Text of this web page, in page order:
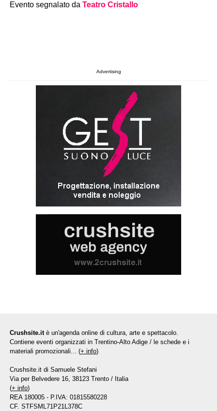
Evento segnalato da Teatro Cristallo
Advertising
Crushsite.it è un'agenda online di cultura, arte e spettacolo.
Contiene eventi organizzati in Trentino-Alto Adige / le schede e i
materiali promozionali... (+ info)
Crushsite.it di Samuele Stefani
Via per Belvedere 16, 38123 Trento / Italia
(+ info)
REA 180005 - P.IVA: 01815580228
CF. STFSML71P21L378C